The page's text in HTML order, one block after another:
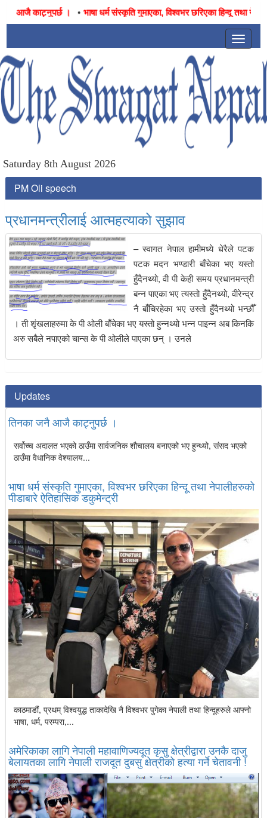
काट्नुपर्छ । • भाषा धर्म संस्कृति गुमाएका, विश्वभर छरिएका हिन्दू तथा
Toggle
Saturday 8th August 2026
PM Oli speech
प्रधानमन्त्रीलाई आत्महत्याको सुझाव
– स्वागत नेपाल हामीमध्ये धेरैले पटक
पटक मदन भण्डारी बाँचेका भए यस्तो
हुँदैनथ्यो, वी पी केही समय प्रधानमन्त्री
बन्न पाएका भए त्यस्तो हुँदैनथ्यो, वीरेन्द्र
नै बाँचिरहेका भए उस्तो हुँदैनथ्यो भन्छौँ
। ती शृंखलाहरुमा के पी ओली बाँचेका भए यस्तो हुन्नथ्यो भन्न पाइन्न अब किनकि
अरु सबैले नपाएको चान्स के पी ओलीले पाएका छन् । उनले
Updates
तिनका जनै आजै काट्नुपर्छ ।
सर्वोच्च अदालत भएको ठाउँमा सार्वजनिक शौचालय बनाएको भए हुन्थ्यो, संसद भएको
ठाउँमा वैधानिक वेश्यालय...
भाषा धर्म संस्कृति गुमाएका, विश्वभर छरिएका हिन्दू तथा नेपालीहरुको
पीडाबारे ऐतिहासिक डकुमेन्ट्री
काठमाडौं, प्रथम् विश्वयुद्ध ताकादेखि नै विश्वभर पुगेका नेपाली तथा हिन्दूहरुले आफ्नो
भाषा, धर्म, परम्परा,...
अमेरिकाका लागि नेपाली महावाणिज्यदूत कृसु क्षेत्रीद्वारा उनकै दाजु
बेलायतका लागि नेपाली राजदूत दुबसु क्षेत्रीको हत्या गर्ने चेतावनी !